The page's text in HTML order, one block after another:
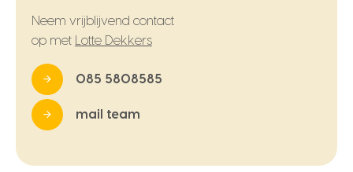
Neem vrijblijvend contact
op met
Lotte Dekkers
085 5808585
mail team